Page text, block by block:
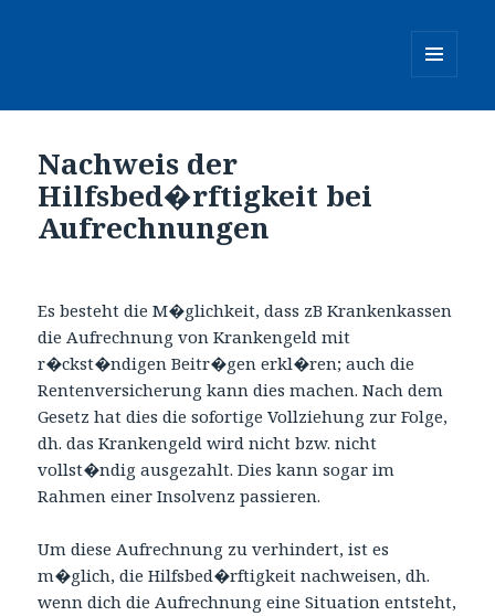
Nachweis der
Hilfsbed�rftigkeit bei
Aufrechnungen
Es besteht die M�glichkeit, dass zB Krankenkassen
die Aufrechnung von Krankengeld mit
r�ckst�ndigen Beitr�gen erkl�ren; auch die
Rentenversicherung kann dies machen. Nach dem
Gesetz hat dies die sofortige Vollziehung zur Folge,
dh. das Krankengeld wird nicht bzw. nicht
vollst�ndig ausgezahlt. Dies kann sogar im
Rahmen einer Insolvenz passieren.
Um diese Aufrechnung zu verhindert, ist es
m�glich, die Hilfsbed�rftigkeit nachweisen, dh.
wenn dich die Aufrechnung eine Situation entsteht,